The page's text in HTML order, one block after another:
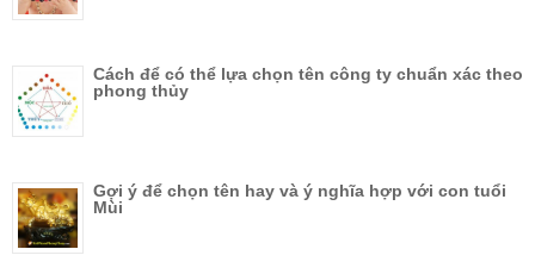
Cách để có thể lựa chọn tên công ty chuẩn xác theo
phong thủy
Gợi ý để chọn tên hay và ý nghĩa hợp với con tuổi
Mùi